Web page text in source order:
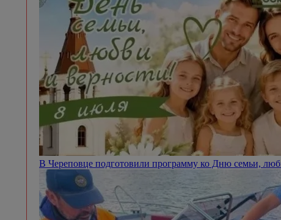
В Череповце подготовили программу ко Дню семьи,